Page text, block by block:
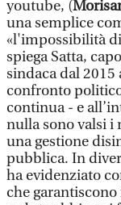
youtube, (
una semplice
«l'impossibilità
spiega Satta,
sindaca dal 2015
confronto
continua - e
nulla sono valsi i
una gestione
pubblica. In
ha evidenziato
che